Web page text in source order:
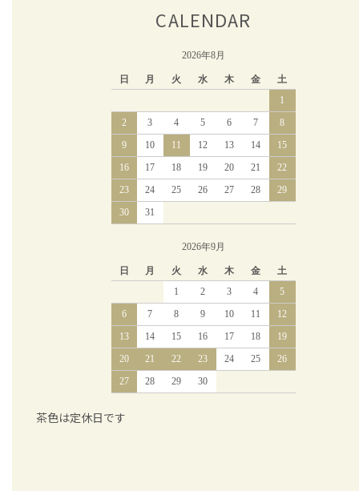
CALENDAR
2026年8月
日 月 火 水 木 金
土
1
2
3 4 5 6 7
8
9
10 11 12 13 14
15
16
17 18 19 20 21
22
23
24 25 26 27 28
29
30
31
2026年9月
日 月 火 水 木 金
土
1
2 3 4
5
6
7 8 9 10 11
12
13
14 15 16 17 18
19
20
21 22 23 24 25
26
27
28 29 30
茶色は定休日です